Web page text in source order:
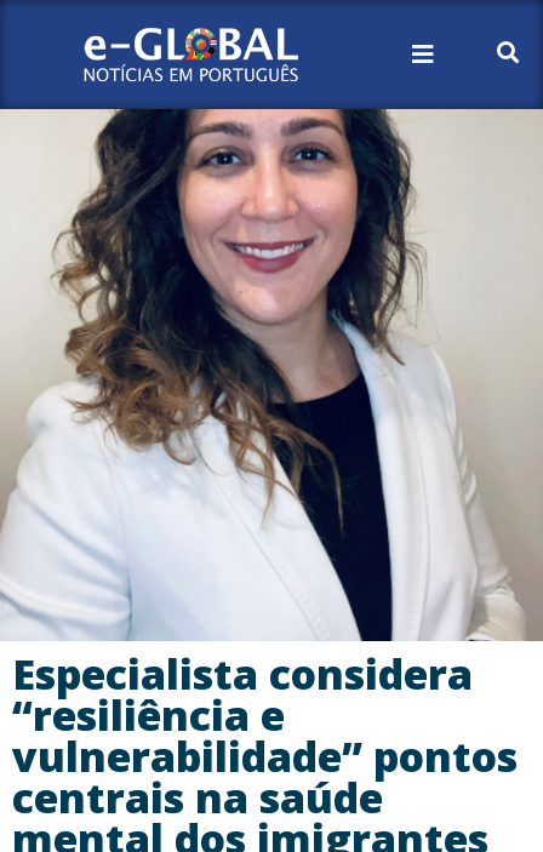
Especialista considera
“resiliência e
vulnerabilidade” pontos
centrais na saúde
mental dos imigrantes